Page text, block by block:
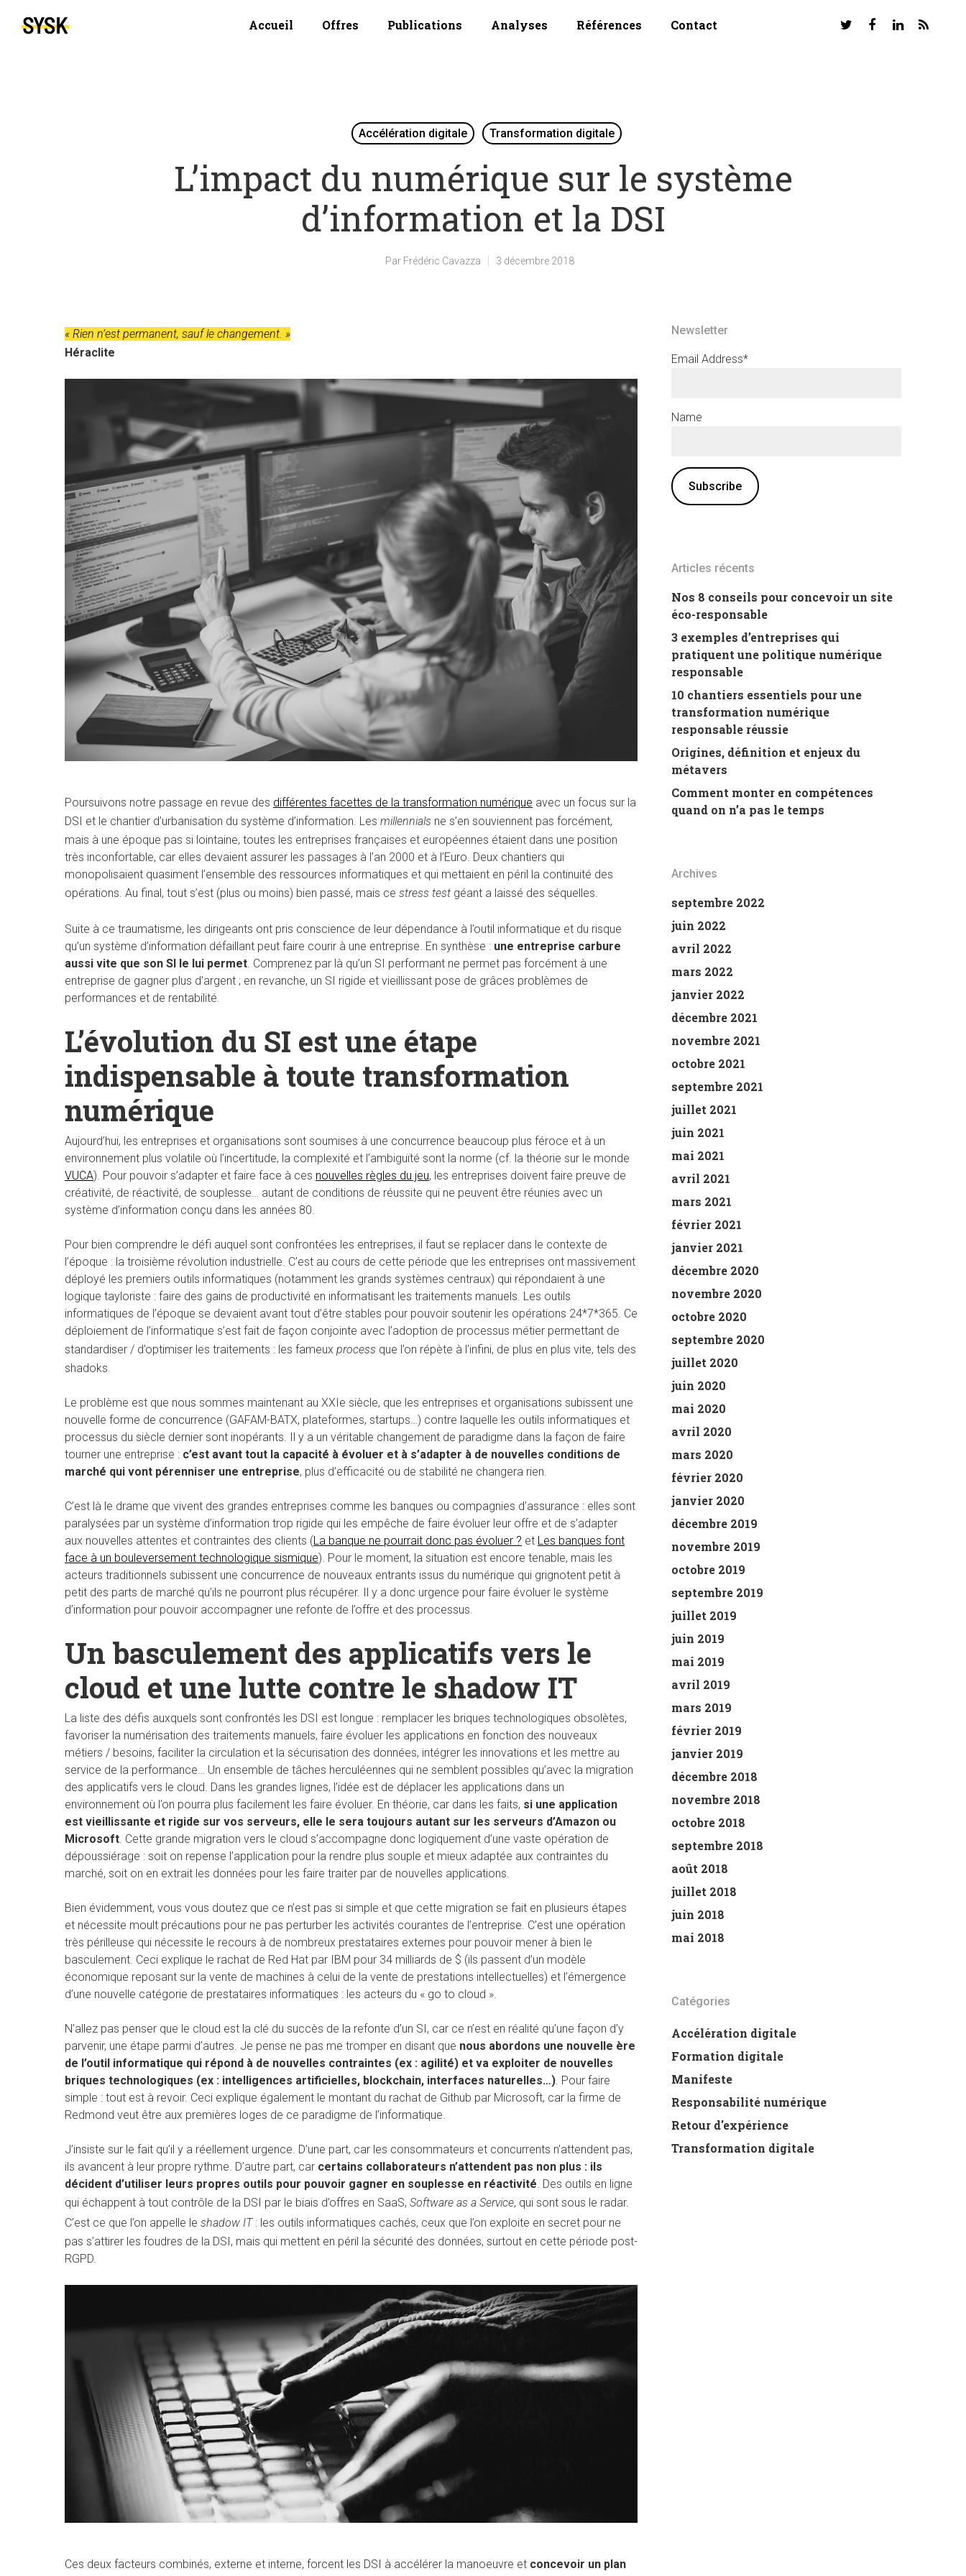
Hit enter to search or ESC to close
Accueil Offres Publications Analyses Références Contact
Accélération digitale Transformation digitale
L’impact du numérique sur le système
d’information et la DSI
Par Frédéric Cavazza 3 décembre 2018
« Rien n’est permanent, sauf le changement. »
Héraclite
Poursuivons notre passage en revue des différentes facettes de la transformation numérique avec un focus sur la
DSI et le chantier d’urbanisation du système d’information. Les millennials ne s’en souviennent pas forcément,
mais à une époque pas si lointaine, toutes les entreprises françaises et européennes étaient dans une position
très inconfortable, car elles devaient assurer les passages à l’an 2000 et à l’Euro. Deux chantiers qui
monopolisaient quasiment l’ensemble des ressources informatiques et qui mettaient en péril la continuité des
opérations. Au final, tout s’est (plus ou moins) bien passé, mais ce stress test géant a laissé des séquelles.
Suite à ce traumatisme, les dirigeants ont pris conscience de leur dépendance à l’outil informatique et du risque
qu’un système d’information défaillant peut faire courir à une entreprise. En synthèse : une entreprise carbure
aussi vite que son SI le lui permet . Comprenez par là qu’un SI performant ne permet pas forcément à une
entreprise de gagner plus d’argent ; en revanche, un SI rigide et vieillissant pose de grâces problèmes de
performances et de rentabilité.
L’évolution du SI est une étape
indispensable à toute transformation
numérique
Aujourd’hui, les entreprises et organisations sont soumises à une concurrence beaucoup plus féroce et à un
environnement plus volatile où l’incertitude, la complexité et l’ambiguïté sont la norme (cf. la théorie sur le monde
VUCA). Pour pouvoir s’adapter et faire face à ces nouvelles règles du jeu, les entreprises doivent faire preuve de
créativité, de réactivité, de souplesse… autant de conditions de réussite qui ne peuvent être réunies avec un
système d’information conçu dans les années 80.
Pour bien comprendre le défi auquel sont confrontées les entreprises, il faut se replacer dans le contexte de
l’époque : la troisième révolution industrielle. C’est au cours de cette période que les entreprises ont massivement
déployé les premiers outils informatiques (notamment les grands systèmes centraux) qui répondaient à une
logique tayloriste : faire des gains de productivité en informatisant les traitements manuels. Les outils
informatiques de l’époque se devaient avant tout d’être stables pour pouvoir soutenir les opérations 24*7*365. Ce
déploiement de l’informatique s’est fait de façon conjointe avec l’adoption de processus métier permettant de
standardiser / d’optimiser les traitements : les fameux process que l’on répète à l’infini, de plus en plus vite, tels des
shadoks.
Le problème est que nous sommes maintenant au XXIe siècle, que les entreprises et organisations subissent une
nouvelle forme de concurrence (GAFAM-BATX, plateformes, startups…) contre laquelle les outils informatiques et
processus du siècle dernier sont inopérants. Il y a un véritable changement de paradigme dans la façon de faire
tourner une entreprise : c’est avant tout la capacité à évoluer et à s’adapter à de nouvelles conditions de
marché qui vont pérenniser une entreprise, plus d’efficacité ou de stabilité ne changera rien.
C’est là le drame que vivent des grandes entreprises comme les banques ou compagnies d’assurance : elles sont
paralysées par un système d’information trop rigide qui les empêche de faire évoluer leur offre et de s’adapter
aux nouvelles attentes et contraintes des clients (La banque ne pourrait donc pas évoluer ? et Les banques font
face à un bouleversement technologique sismique). Pour le moment, la situation est encore tenable, mais les
acteurs traditionnels subissent une concurrence de nouveaux entrants issus du numérique qui grignotent petit à
petit des parts de marché qu’ils ne pourront plus récupérer. Il y a donc urgence pour faire évoluer le système
d’information pour pouvoir accompagner une refonte de l’offre et des processus.
Un basculement des applicatifs vers le
cloud et une lutte contre le shadow IT
La liste des défis auxquels sont confrontés les DSI est longue : remplacer les briques technologiques obsolètes,
favoriser la numérisation des traitements manuels, faire évoluer les applications en fonction des nouveaux
métiers / besoins, faciliter la circulation et la sécurisation des données, intégrer les innovations et les mettre au
service de la performance… Un ensemble de tâches herculéennes qui ne semblent possibles qu’avec la migration
des applicatifs vers le cloud. Dans les grandes lignes, l’idée est de déplacer les applications dans un
environnement où l’on pourra plus facilement les faire évoluer. En théorie, car dans les faits, si une application
est vieillissante et rigide sur vos serveurs, elle le sera toujours autant sur les serveurs d’Amazon ou
Microsoft . Cette grande migration vers le cloud s’accompagne donc logiquement d’une vaste opération de
dépoussiérage : soit on repense l’application pour la rendre plus souple et mieux adaptée aux contraintes du
marché, soit on en extrait les données pour les faire traiter par de nouvelles applications.
Bien évidemment, vous vous doutez que ce n’est pas si simple et que cette migration se fait en plusieurs étapes
et nécessite moult précautions pour ne pas perturber les activités courantes de l’entreprise. C’est une opération
très périlleuse qui nécessite le recours à de nombreux prestataires externes pour pouvoir mener à bien le
basculement. Ceci explique le rachat de Red Hat par IBM pour 34 milliards de $ (ils passent d’un modèle
économique reposant sur la vente de machines à celui de la vente de prestations intellectuelles) et l’émergence
d’une nouvelle catégorie de prestataires informatiques : les acteurs du « go to cloud ».
N’allez pas penser que le cloud est la clé du succès de la refonte d’un SI, car ce n’est en réalité qu’une façon d’y
parvenir, une étape parmi d’autres. Je pense ne pas me tromper en disant que nous abordons une nouvelle ère
de l’outil informatique qui répond à de nouvelles contraintes (ex : agilité) et va exploiter de nouvelles
briques technologiques (ex : intelligences artificielles, blockchain, interfaces naturelles…) . Pour faire
simple : tout est à revoir. Ceci explique également le montant du rachat de Github par Microsoft, car la firme de
Redmond veut être aux premières loges de ce paradigme de l’informatique.
J’insiste sur le fait qu’il y a réellement urgence. D’une part, car les consommateurs et concurrents n’attendent pas,
ils avancent à leur propre rythme. D’autre part, car certains collaborateurs n’attendent pas non plus : ils
décident d’utiliser leurs propres outils pour pouvoir gagner en souplesse en réactivité . Des outils en ligne
qui échappent à tout contrôle de la DSI par le biais d’offres en SaaS, Software as a Service, qui sont sous le radar.
C’est ce que l’on appelle le shadow IT: les outils informatiques cachés, ceux que l’on exploite en secret pour ne
pas s’attirer les foudres de la DSI, mais qui mettent en péril la sécurité des données, surtout en cette période post-
RGPD.
Ces deux facteurs combinés, externe et interne, forcent les DSI à accélérer la manoeuvre et concevoir un plan
Newsletter
Email Address*
Name
Articles récents
Nos 8 conseils pour concevoir un site
éco-responsable
3 exemples d’entreprises qui
pratiquent une politique numérique
responsable
10 chantiers essentiels pour une
transformation numérique
responsable réussie
Origines, définition et enjeux du
métavers
Comment monter en compétences
quand on n’a pas le temps
Archives
septembre 2022
juin 2022
avril 2022
mars 2022
janvier 2022
décembre 2021
novembre 2021
octobre 2021
septembre 2021
juillet 2021
juin 2021
mai 2021
avril 2021
mars 2021
février 2021
janvier 2021
décembre 2020
novembre 2020
octobre 2020
septembre 2020
juillet 2020
juin 2020
mai 2020
avril 2020
mars 2020
février 2020
janvier 2020
décembre 2019
novembre 2019
octobre 2019
septembre 2019
juillet 2019
juin 2019
mai 2019
avril 2019
mars 2019
février 2019
janvier 2019
décembre 2018
novembre 2018
octobre 2018
septembre 2018
août 2018
juillet 2018
juin 2018
mai 2018
Catégories
Accélération digitale
Formation digitale
Manifeste
Responsabilité numérique
Retour d'expérience
Transformation digitale